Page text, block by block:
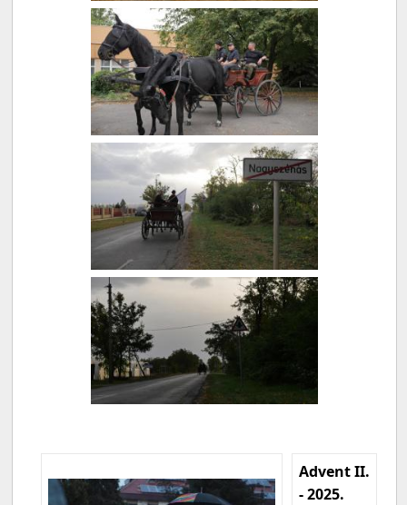
Advent II.
- 2025.